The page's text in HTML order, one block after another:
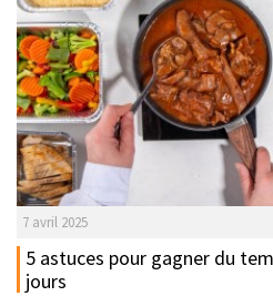
7 avril 2025
5 astuces pour gagner du
jours